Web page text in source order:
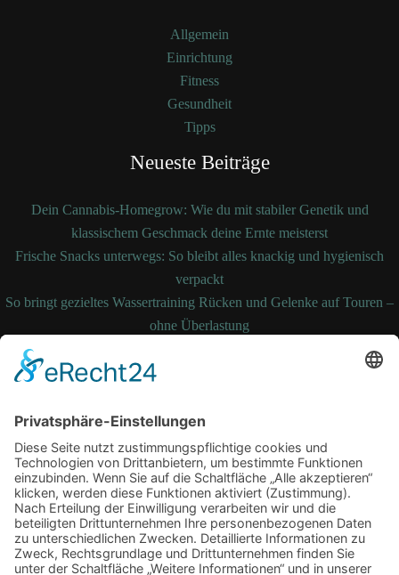
Allgemein
Einrichtung
Fitness
Gesundheit
Tipps
Neueste Beiträge
Dein Cannabis-Homegrow: Wie du mit stabiler Genetik und
klassischem Geschmack deine Ernte meisterst
Frische Snacks unterwegs: So bleibt alles knackig und hygienisch
verpackt
So bringt gezieltes Wassertraining Rücken und Gelenke auf Touren –
ohne Überlastung
So bleibt Ihre Bettdecke auch nach Jahren noch formstabil und
temperaturausgleichend
und durchsetzen
Schlagwörter
Alltag Arbeitsplatz Digital Erkältung Fitness
Gesundheit Grossstadt Hautpflege joggen Kampfkunst
Lauftherapie Mariendistel Menthal Motivation NEM Praxis Sling Trainer
Sport